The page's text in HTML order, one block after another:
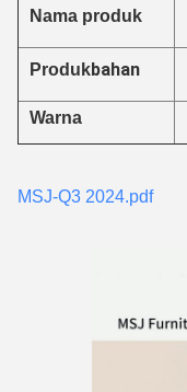
Nama produk
Produkbahan
Warna
MSJ-Q3 2024.pdf